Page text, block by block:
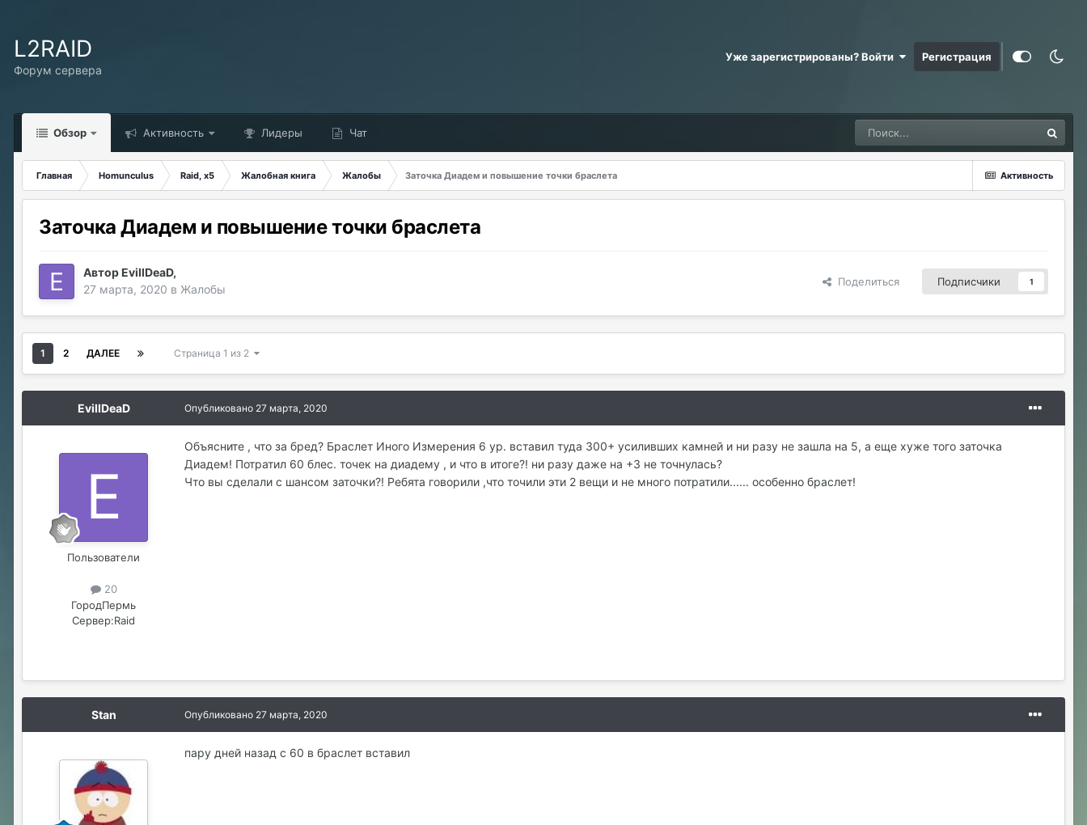
L2RAID
Форум сервера
Уже зарегистрированы? Войти Регистрация
Обзор Активность Лидеры Чат
Активность
Главная Homunculus Raid, x5 Жалобная книга Жалобы Заточка Диадем и повышение точки браслета
Заточка Диадем и повышение точки браслета
АвторEvillDeaD,
27 марта, 2020 в Жалобы
Поделиться Подписчики 1
1 2 ДАЛЕЕ Страница 1 из 2
EvillDeaD
Пользователи
20
ГородПермь
Сервер:Raid
Опубликовано 27 марта, 2020
Объясните , что за бред? Браслет Иного Измерения 6 ур. вставил туда 300+ усиливших камней и ни разу не зашла на 5, а еще хуже того заточка
Диадем! Потратил 60 блес. точек на диадему , и что в итоге?! ни разу даже на +3 не точнулась?
Что вы сделали с шансом заточки?! Ребята говорили ,что точили эти 2 вещи и не много потратили...... особенно браслет!
Stan Опубликовано 27 марта, 2020
пару дней назад с 60 в браслет вставил